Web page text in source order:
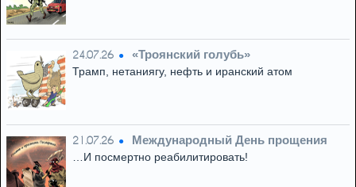
24.07.26 «Троянский голубь»
Трамп, нетаниягу, нефть и иранский атом
21.07.26 Международный День прощения
…И посмертно реабилитировать!